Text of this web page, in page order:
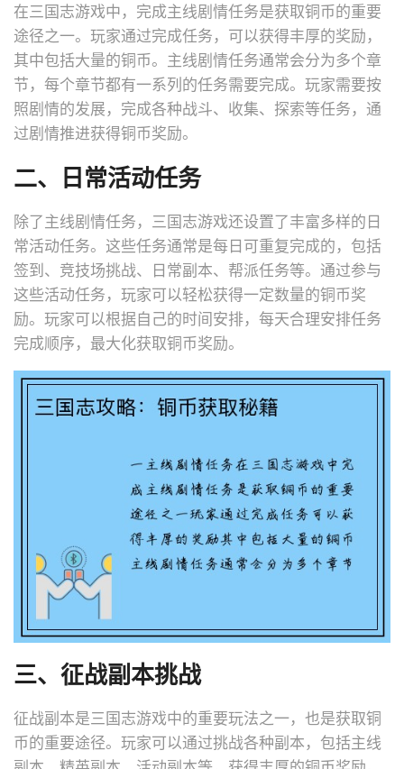
在三国志游戏中，完成主线剧情任务是获取铜币的重要
途径之一。玩家通过完成任务，可以获得丰厚的奖励，
其中包括大量的铜币。主线剧情任务通常会分为多个章
节，每个章节都有一系列的任务需要完成。玩家需要按
照剧情的发展，完成各种战斗、收集、探索等任务，通
过剧情推进获得铜币奖励。
二、日常活动任务
除了主线剧情任务，三国志游戏还设置了丰富多样的日
常活动任务。这些任务通常是每日可重复完成的，包括
签到、竞技场挑战、日常副本、帮派任务等。通过参与
这些活动任务，玩家可以轻松获得一定数量的铜币奖
励。玩家可以根据自己的时间安排，每天合理安排任务
完成顺序，最大化获取铜币奖励。
三、征战副本挑战
征战副本是三国志游戏中的重要玩法之一，也是获取铜
币的重要途径。玩家可以通过挑战各种副本，包括主线